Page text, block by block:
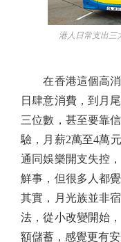
港人日常支出三
在香港這個高消
日肆意消費，到月
三位數，甚至要靠
驗，月薪2萬至4萬
通同娛樂開支失控
鮮事，但很多人都
其實，月光族並非
法，從小改變開始
額儲蓄，感覺更有安